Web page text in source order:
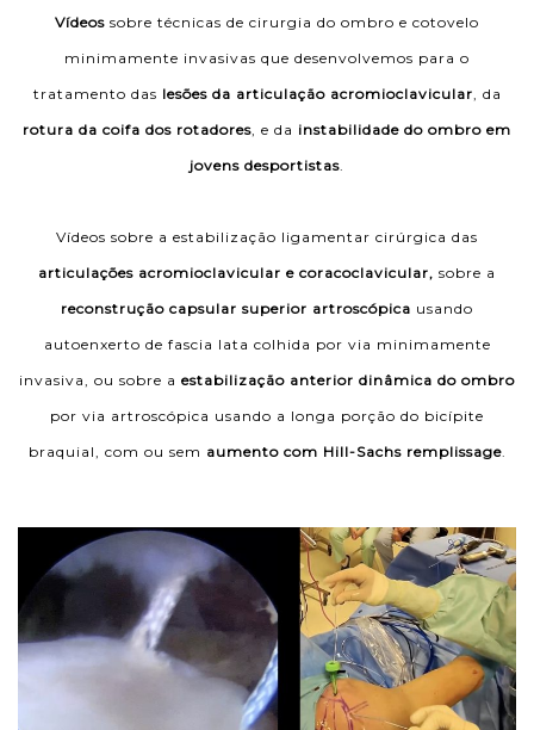
Vídeos sobre técnicas de cirurgia do ombro e cotovelo
minimamente invasivas que desenvolvemos para o
tratamento das lesões da articulação acromioclavicular, da
rotura da coifa dos rotadores, e da instabilidade do ombro em
jovens desportistas.
Vídeos sobre a estabilização ligamentar cirúrgica das
articulações acromioclavicular e coracoclavicular, sobre a
reconstrução capsular superior artroscópica usando
autoenxerto de fascia lata colhida por via minimamente
invasiva, ou sobre a estabilização anterior dinâmica do ombro
por via artroscópica usando a longa porção do bicípite
braquial, com ou sem aumento com Hill-Sachs remplissage.